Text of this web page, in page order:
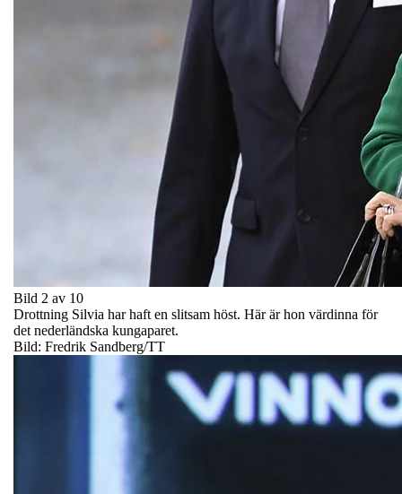
Bild 2 av 10
Drottning Silvia har haft en slitsam höst. Här är hon värdinna för
det nederländska kungaparet.
Bild: Fredrik Sandberg/TT